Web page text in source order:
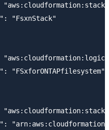
"FsxnStack"
"FSxforONTAPfilesystem"